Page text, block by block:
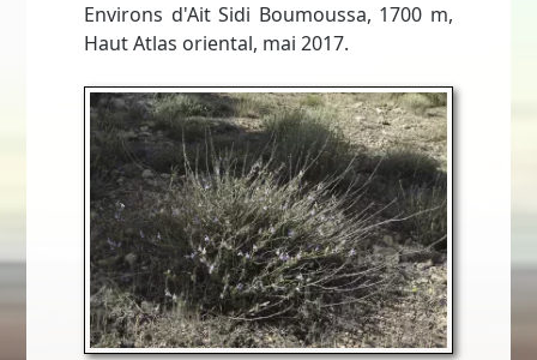
Environs d'Ait Sidi Boumoussa, 1700 m,
Haut Atlas oriental, mai 2017.